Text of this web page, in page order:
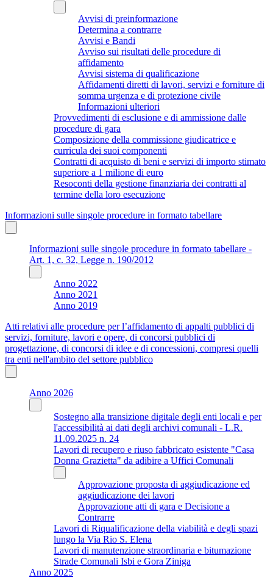
Avvisi di preinformazione
Determina a contrarre
Avvisi e Bandi
Avviso sui risultati delle procedure di
affidamento
Avvisi sistema di qualificazione
Affidamenti diretti di lavori, servizi e forniture di
somma urgenza e di protezione civile
Informazioni ulteriori
Provvedimenti di esclusione e di ammissione dalle
procedure di gara
Composizione della commissione giudicatrice e
curricula dei suoi componenti
Contratti di acquisto di beni e servizi di importo stimato
superiore a 1 milione di euro
Resoconti della gestione finanziaria dei contratti al
termine della loro esecuzione
Informazioni sulle singole procedure in formato tabellare
Informazioni sulle singole procedure in formato tabellare -
Art. 1, c. 32, Legge n. 190/2012
Anno 2022
Anno 2021
Anno 2019
Atti relativi alle procedure per l’affidamento di appalti pubblici di
servizi, forniture, lavori e opere, di concorsi pubblici di
progettazione, di concorsi di idee e di concessioni, compresi quelli
tra enti nell'ambito del settore pubblico
Anno 2026
Sostegno alla transizione digitale degli enti locali e per
l'accessibilità ai dati degli archivi comunali - L.R.
11.09.2025 n. 24
Lavori di recupero e riuso fabbricato esistente "Casa
Donna Grazietta" da adibire a Uffici Comunali
Approvazione proposta di aggiudicazione ed
aggiudicazione dei lavori
Approvazione atti di gara e Decisione a
Contrarre
Lavori di Riqualificazione della viabilità e degli spazi
lungo la Via Rio S. Elena
Lavori di manutenzione straordinaria e bitumazione
Strade Comunali Isbi e Gora Ziniga
Anno 2025